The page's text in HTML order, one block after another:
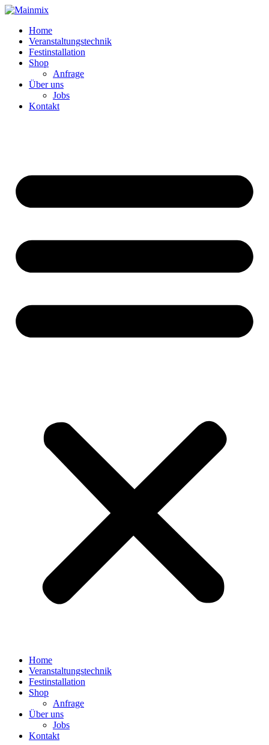
Zum
springenHome
Veranstaltungstechnik
Festinstallation
Shop
Anfrage
Über uns
Jobs
Kontakt
Home
Veranstaltungstechnik
Festinstallation
Shop
Anfrage
Über uns
Jobs
Kontakt